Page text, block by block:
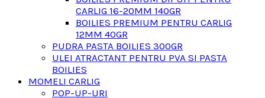
CARLIG 16-20MM 140GR
BOILIES PREMIUM PENTRU CARLIG
12MM 40GR
PUDRA PASTA BOILIES 300GR
ULEI ATRACTANT PENTRU PVA SI PASTA
BOILIES
MOMELI CARLIG
POP-UP-URI